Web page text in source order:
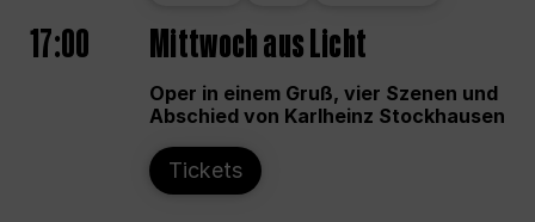
17:00 Mittwoch aus Licht
Oper in einem Gruß, vier Szenen und
Abschied von Karlheinz Stockhausen
Tickets